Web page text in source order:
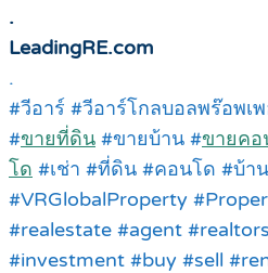
.
LeadingRE.com
.
#วีอาร์ #วีอาร์โกลบอลพร๊อพเ
#ขายที่ดิน #ขายบ้าน #ขายคอ
โด #เช่า #ที่ดิน #คอนโด #บ้า
#VRGlobalProperty
#realestate #agent
#investment #buy #sell